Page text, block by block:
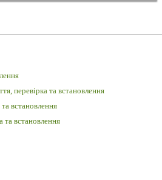
перевірка та встановлення
встановлення
та встановлення